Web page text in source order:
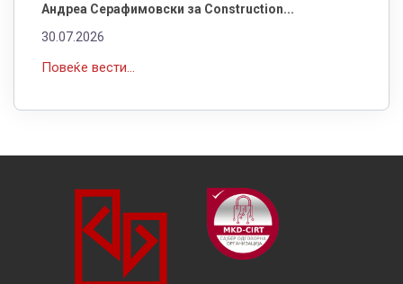
Андреа Серафимовски за Construction...
30.07.2026
Повеќе вести...